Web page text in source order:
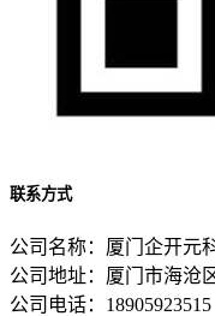
联系方式
公司名称：厦门企开元
公司地址：厦门市海沧
公司电话：18905923515